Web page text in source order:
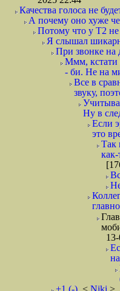
Качества голоса не
А почему оно хуже
Потому что у Т2
Я слышал
При звонке на
Ммм, кстати
- би. Не на
Все в
звуку,
Ну в
Если
это
Так
+1 (-) < Niki >